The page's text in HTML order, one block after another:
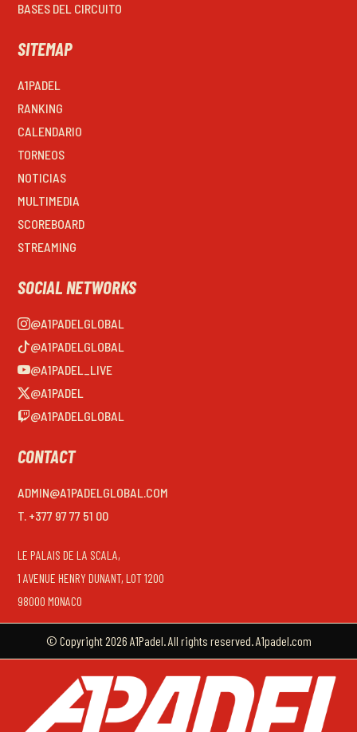
BASES DEL CIRCUITO
SITEMAP
A1PADEL
RANKING
CALENDARIO
TORNEOS
NOTICIAS
MULTIMEDIA
SCOREBOARD
STREAMING
SOCIAL NETWORKS
@A1PADELGLOBAL
@A1PADELGLOBAL
@A1PADEL_LIVE
@A1PADEL
@A1PADELGLOBAL
CONTACT
ADMIN@A1PADELGLOBAL.COM
T. +377 97 77 51 00
LE PALAIS DE LA SCALA,
1 AVENUE HENRY DUNANT, LOT 1200
98000 MONACO
© Copyright 2026 A1Padel. All rights reserved. A1padel.com